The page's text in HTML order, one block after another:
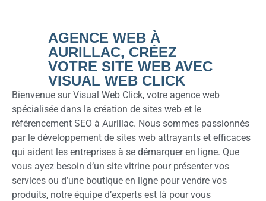
AGENCE WEB À
AURILLAC, CRÉEZ
VOTRE SITE WEB AVEC
VISUAL WEB CLICK
Bienvenue sur Visual Web Click, votre agence web
spécialisée dans la création de sites web et le
référencement SEO à Aurillac. Nous sommes passionnés
par le développement de sites web attrayants et efficaces
qui aident les entreprises à se démarquer en ligne. Que
vous ayez besoin d’un site vitrine pour présenter vos
services ou d’une boutique en ligne pour vendre vos
produits, notre équipe d’experts est là pour vous